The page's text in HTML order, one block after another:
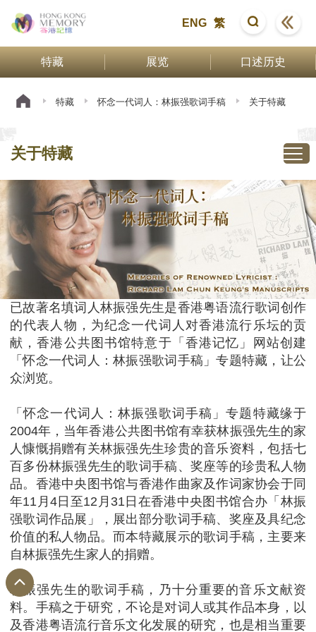
ENG 繁
特藏 展览 口述历史
特藏 怀念一代词人：林振强歌词手稿 关于特藏
关于特藏
已故著名填词人林振强先生是香港粤语流行歌词创作
的代表人物，为纪念一代词人对香港流行乐坛的贡
献，香港公共图书馆特意于「香港记忆」网站创建
「怀念一代词人：林振强歌词手稿」专题特藏，让公
众浏览。
「怀念一代词人：林振强歌词手稿」专题特藏缘于
2004年，当年香港公共图书馆有幸获林振强先生的家
人慷慨捐赠有关林振强先生珍贵的音乐资料，包括七
百多份林振强先生的歌词手稿、奖座等的珍贵私人物
品。香港中央图书馆与香港作曲家及作词家协会于同
年11月4日至12月31日在香港中央图书馆合办「林振
强歌词作品展」，展出部分歌词手稿、奖座及具纪念
价值的私人物品。而本特藏展示的歌词手稿，主要来
自林振强先生家人的捐赠。
林振强先生的歌词手稿，乃十分重要的音乐文献资
料。手稿之于研究，不论是对词人或其作品本身，以
及香港粤语流行音乐文化发展的研究，也是相当重要